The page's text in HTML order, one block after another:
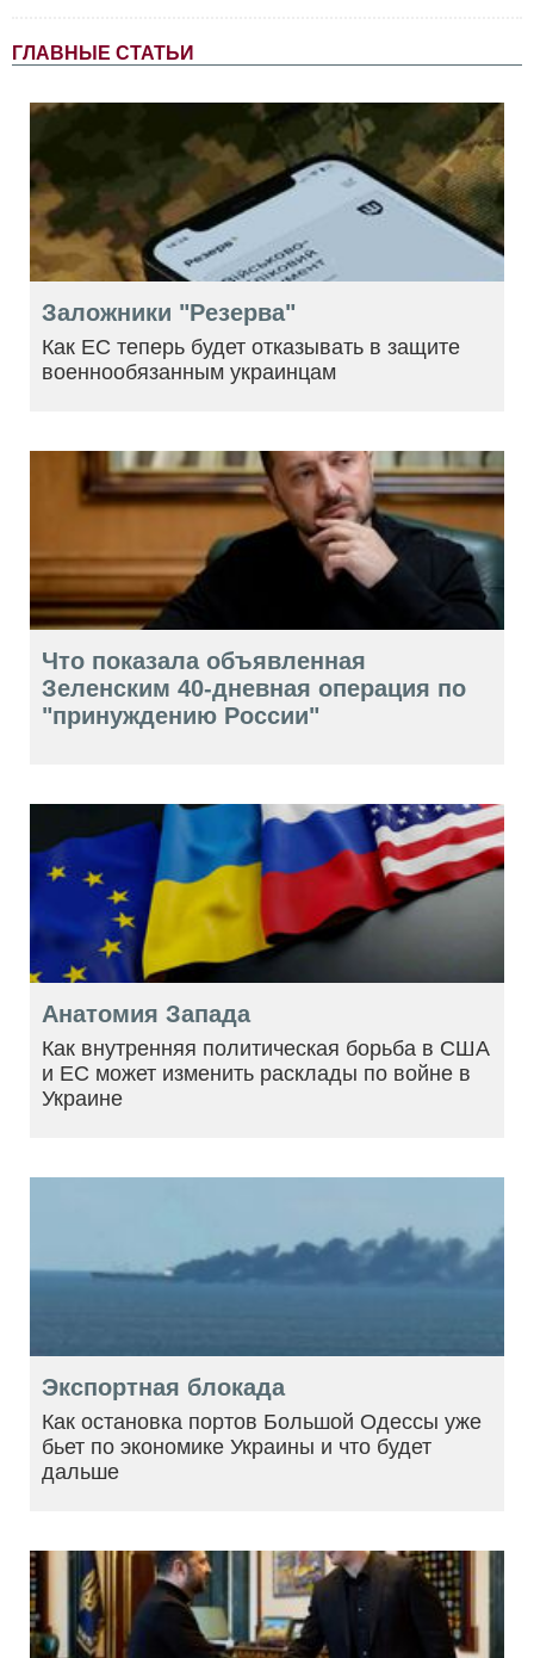
ГЛАВНЫЕ СТАТЬИ
Заложники "Резерва"
Как ЕС теперь будет отказывать в защите
военнообязанным украинцам
Что показала объявленная
Зеленским 40-дневная операция по
"принуждению России"
Анатомия Запада
Как внутренняя политическая борьба в США
и ЕС может изменить расклады по войне в
Украине
Экспортная блокада
Как остановка портов Большой Одессы уже
бьет по экономике Украины и что будет
дальше